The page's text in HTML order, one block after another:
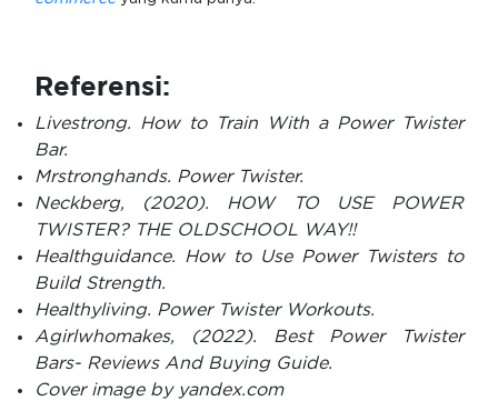
Referensi:
Livestrong. How to Train With a Power Twister
Bar.
Mrstronghands. Power Twister.
Neckberg, (2020). HOW TO USE POWER
TWISTER? THE OLDSCHOOL WAY!!
Healthguidance. How to Use Power Twisters to
Build Strength.
Healthyliving. Power Twister Workouts.
Agirlwhomakes, (2022). Best Power Twister
Bars- Reviews And Buying Guide.
Cover image by yandex.com